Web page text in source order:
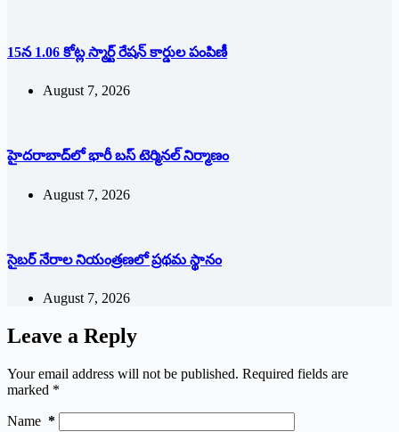
15న 1.06 కోట్ల స్మార్ట్ రేషన్ కార్డుల పంపిణీ
August 7, 2026
హైదరాబాద్‌లో భారీ బస్‌ ‌టెర్మినల్‌ ‌నిర్మాణం
August 7, 2026
సైబర్ నేరాల నియంత్రణలో ప్రథమ స్థానం
August 7, 2026
Leave a Reply
Your email address will not be published. Required fields are
marked *
Name *